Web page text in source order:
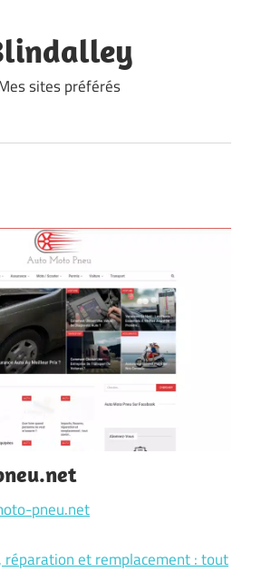
sites préférés
pneu.net
réparation et remplacement : tout